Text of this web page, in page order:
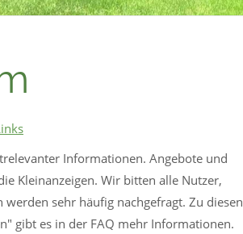
Informationen. Angebote und
Kleinanzeigen. Wir bitten alle Nutzer,
sehr häufig nachgefragt. Zu diesen
gibt es in der FAQ mehr Informationen.